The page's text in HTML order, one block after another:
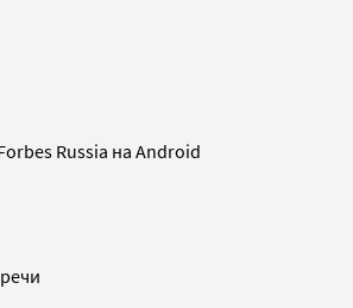
Russia на Android